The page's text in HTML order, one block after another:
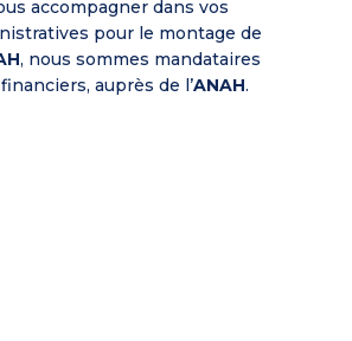
accompagner dans vos
pour le montage de
, nous sommes mandataires
auprès de l’ANAH.